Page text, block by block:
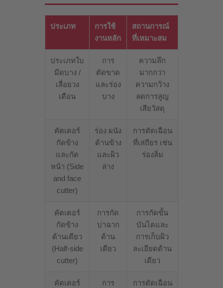
ประเภท
การใช้
งานหลัก
สถานการณ์
ที่เหมาะสม
ประเภทใบ
มีดบาง /
เลื่อยวง
เดือน
การ
ตัดขาด
และร่อง
บาง
ความลึก
มากกว่า
ความกว้าง
ลดการสูญ
เสียวัสดุ
คัตเตอร์
กัดข้าง
และกัด
หน้า (Side
and face
cutter)
ร่อง ผนัง
ด้านข้าง
และผิว
ล่าง
การตัดเฉือน
ที่เสถียร เช่น
ร่องลิ่ม
คัตเตอร์
กัดข้าง
ด้านเดียว
(Half-side
cutter)
การกัด
บ่าฉาก
ด้าน
เดียว
การกัดขั้น
บันไดและ
การเก็บผิว
ละเอียดด้าน
เดียว
คัตเตอร์
การ
การตัดเฉือน